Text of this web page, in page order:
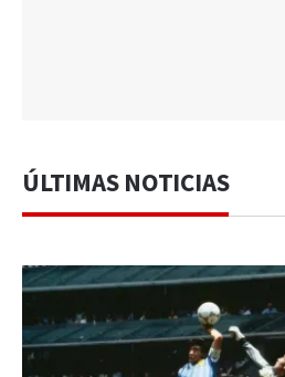
ÚLTIMAS NOTICIAS